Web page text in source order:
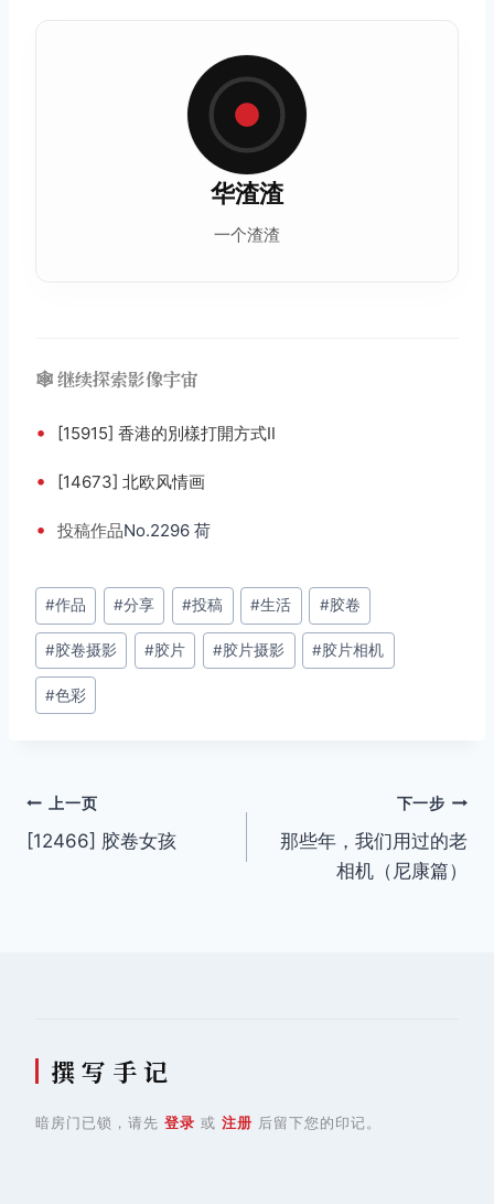
华渣渣
一个渣渣
🕸️ 继续探索影像宇宙
• [15915] 香港的別樣打開方式Ⅱ
• [14673] 北欧风情画
• 投稿作品No.2296 荷
文
章
标
签：
#作品 #分享 #投稿 #生活 #胶卷
#胶卷摄影 #胶片 #胶片摄影 #胶片相机
#色彩
文
章
上一页
[12466] 胶卷女孩
下一步
那些年，我们用过的老
相机（尼康篇）
撰 写 手 记
暗房门已锁，请先 登录 或 注册 后留下您的印记。